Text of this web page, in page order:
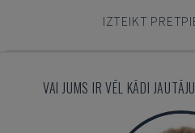
IZTEIKT
VAI JUMS IR VĒL KĀDI